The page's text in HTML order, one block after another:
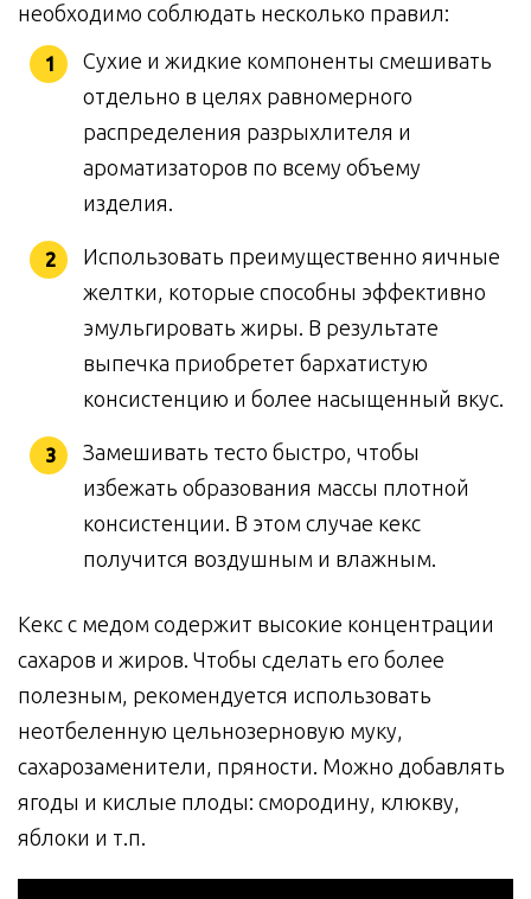
необходимо соблюдать несколько правил:
Сухие и жидкие компоненты смешивать
отдельно в целях равномерного
распределения разрыхлителя и
ароматизаторов по всему объему
изделия.
Использовать преимущественно яичные
желтки, которые способны эффективно
эмульгировать жиры. В результате
выпечка приобретет бархатистую
консистенцию и более насыщенный вкус.
Замешивать тесто быстро, чтобы
избежать образования массы плотной
консистенции. В этом случае кекс
получится воздушным и влажным.
Кекс с медом содержит высокие концентрации
сахаров и жиров. Чтобы сделать его более
полезным, рекомендуется использовать
неотбеленную цельнозерновую муку,
сахарозаменители, пряности. Можно добавлять
ягоды и кислые плоды: смородину, клюкву,
яблоки и т.п.